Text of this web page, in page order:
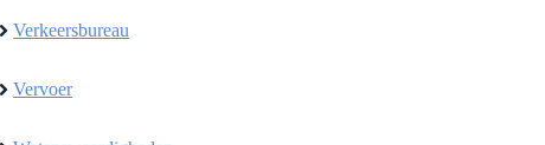
Verkeersbureau
Vervoer